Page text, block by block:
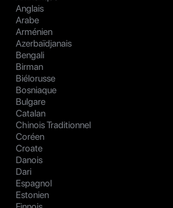
Anglais
Arabe
Arménien
Azerbaïdjanais
Bengali
Birman
Biélorusse
Bosniaque
Bulgare
Catalan
Chinois Traditionnel
Coréen
Croate
Danois
Dari
Espagnol
Estonien